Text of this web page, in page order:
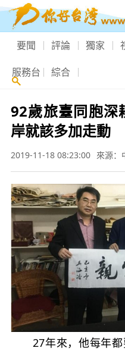
要聞 評論 獨家
服務台 綜合
92歲旅臺同胞深
岸就該多加走動
2019-11-18 08:23:00 來源：
27年來，他每年都